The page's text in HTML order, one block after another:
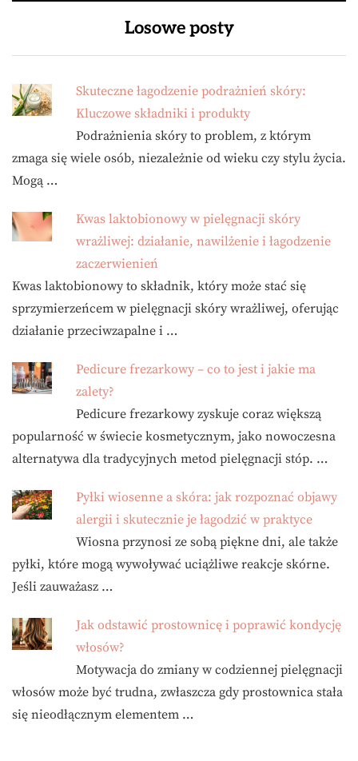
Losowe posty
Skuteczne łagodzenie podrażnień skóry:
Kluczowe składniki i produkty
Podrażnienia skóry to problem, z którym
zmaga się wiele osób, niezależnie od wieku czy stylu życia.
Mogą …
Kwas laktobionowy w pielęgnacji skóry
wrażliwej: działanie, nawilżenie i łagodzenie
zaczerwienień
Kwas laktobionowy to składnik, który może stać się
sprzymierzeńcem w pielęgnacji skóry wrażliwej, oferując
działanie przeciwzapalne i …
Pedicure frezarkowy – co to jest i jakie ma
zalety?
Pedicure frezarkowy zyskuje coraz większą
popularność w świecie kosmetycznym, jako nowoczesna
alternatywa dla tradycyjnych metod pielęgnacji stóp. …
Pyłki wiosenne a skóra: jak rozpoznać objawy
alergii i skutecznie je łagodzić w praktyce
Wiosna przynosi ze sobą piękne dni, ale także
pyłki, które mogą wywoływać uciążliwe reakcje skórne.
Jeśli zauważasz …
Jak odstawić prostownicę i poprawić kondycję
włosów?
Motywacja do zmiany w codziennej pielęgnacji
włosów może być trudna, zwłaszcza gdy prostownica stała
się nieodłącznym elementem …